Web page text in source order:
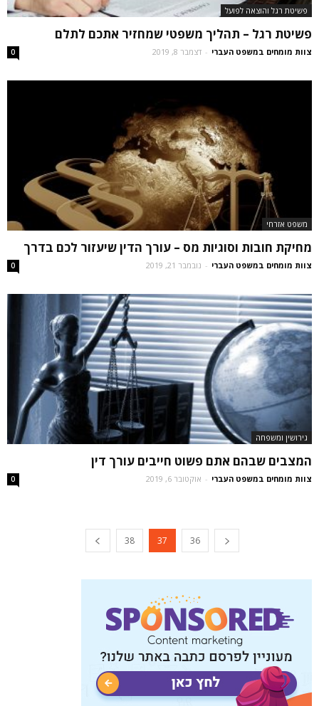
פשיטת רגל והוצאה לפועל
פשיטת רגל – תהליך משפטי שמחזיר אתכם לתלם
צוות מומחים במשפט העברי - דצמבר 8, 2019 0
משפט אזרחי
מחיקת חובות וסוגיות מס – עורך הדין שיעזור לכם בדרך
צוות מומחים במשפט העברי - נובמבר 21, 2019 0
גירושין ומשפחה
המצבים שבהם אתם פשוט חייבים עורך דין
צוות מומחים במשפט העברי - אוקטובר 6, 2019 0
36
37
38